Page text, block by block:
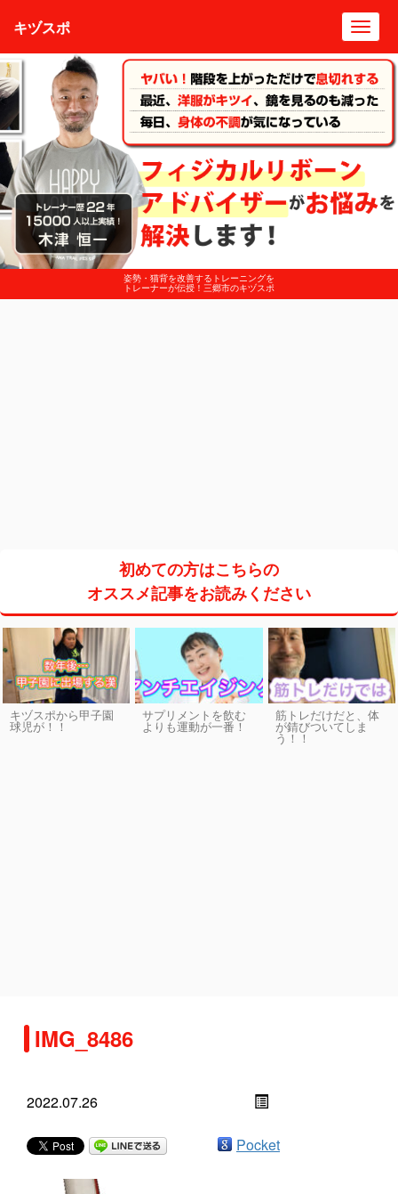
姿勢・猫背を改善するトレーニングを
トレーナーが伝授！三郷市のキヅスポ
キヅスポ
初めての方はこちらの
オススメ記事をお読みください
キヅスポから甲子園
球児が！！
サプリメントを飲む
よりも運動が一番！
筋トレだけだと、体
が錆びついてしま
う！！
IMG_8486
2022.07.26
Pocket